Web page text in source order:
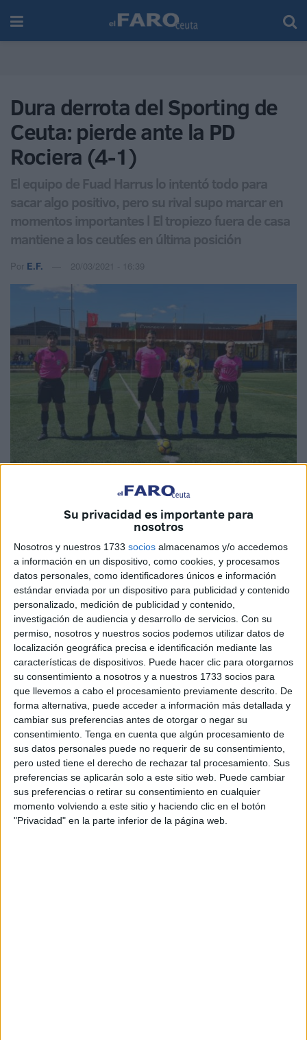
Su privacidad es importante para
nosotros
Nosotros y nuestros 1733 socios almacenamos y/o accedemos
a información en un dispositivo, como cookies, y procesamos
datos personales, como identificadores únicos e información
estándar enviada por un dispositivo para publicidad y contenido
personalizado, medición de publicidad y contenido,
investigación de audiencia y desarrollo de servicios. Con su
permiso, nosotros y nuestros socios podemos utilizar datos de
localización geográfica precisa e identificación mediante las
características de dispositivos. Puede hacer clic para otorgarnos
su consentimiento a nosotros y a nuestros 1733 socios para
que llevemos a cabo el procesamiento previamente descrito. De
forma alternativa, puede acceder a información más detallada y
cambiar sus preferencias antes de otorgar o negar su
consentimiento. Tenga en cuenta que algún procesamiento de
sus datos personales puede no requerir de su consentimiento,
pero usted tiene el derecho de rechazar tal procesamiento. Sus
preferencias se aplicarán solo a este sitio web. Puede cambiar
sus preferencias o retirar su consentimiento en cualquier
momento volviendo a este sitio y haciendo clic en el botón
"Privacidad" en la parte inferior de la página web.
Dura derrota del Sporting de
Ceuta: pierde ante la PD
Rociera (4-1)
El equipo de Fuad Harrus lo intentó todo para
sacar algo positivo, pero su rival supo marcar en
momentos importantes l El tropiezo fuera de casa
mantiene a los ceutíes en última posición
Por E.F. 20/03/2021 - 16:39
Dura derrota delSporting de Ceutafuera de casa, que lo
mantiene en la última posición y le obliga a ganar
prácticamente todo lo que le queda. El equipo caballa se
mantuvo en el partido en todo momento, pero el 3-1 le hizo
mucho daño.
El conjunto de Fuad Harrus seestá jugandomuchas de
sus opciones de permanencia en este tramo final de la
primera fase del campeonato. Tras doblegar al Balón de
Cádiz en la anterior jornada, se medía a la PD Rociera, un
rival directo que también lucha por salvarse. El objetivo del
Sporting es conseguir el máximo depuntos posibles en
estas últimas jornadas de la primera fase. Este sábado se
la jugada ante un rival directo.